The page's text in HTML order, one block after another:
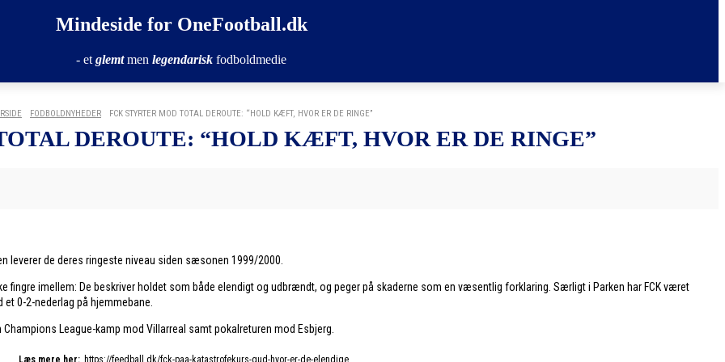
Mindeside for OneFootball.dk
- et glemtmen legendarisk fodboldmedie
FODBOLDNYHEDER FCK STYRTER MOD TOTAL DEROUTE: “HOLD KÆFT, HVOR ER DE RINGE”
DEROUTE: “HOLD KÆFT, HVOR ER DE RINGE”
leverer de deres ringeste niveau siden sæsonen 1999/2000.
fingre imellem: De beskriver holdet som både elendigt og udbrændt, og peger på skaderne som en væsentlig forklaring. Særligt i Parken har FCK været
0-2-nederlag på hjemmebane.
League-kamp mod Villarreal samt pokalreturen mod Esbjerg.
Læs mere her: https://feedball.dk/fck-paa-katastrofekurs-gud-hvor-er-de-elendige